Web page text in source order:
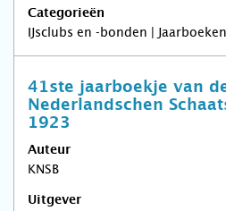
Categorieën
IJsclubs en -bonden | Jaarboeken
41ste jaarboekje van
Nederlandschen
1923
Auteur
KNSB
Uitgever